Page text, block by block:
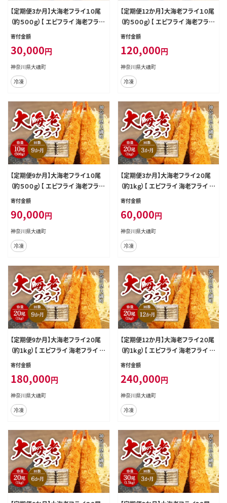
【定期便3か月】大海老フライ１０尾
（約５００ｇ）【 エビフライ 海老フライ
エビ 海老 フライ 冷凍 冷凍食品 神
海老 洋食 進物用 お惣菜 父の日 お
歳暮 ギフト 贈答品 食品 増粘多糖類
母の日 ディナー 誕生日 忘年会 】
寄付金額
30,000円
神奈川県大磯町
冷凍
【定期便12か月】大海老フライ１０尾
（約５００ｇ）【 エビフライ 海老フライ
エビ 海老 フライ 冷凍 冷凍食品 神
海老 洋食 進物用 お惣菜 父の日 お
歳暮 ギフト 贈答品 食品 増粘多糖類
母の日 ディナー 誕生日 忘年会 】
寄付金額
120,000円
神奈川県大磯町
冷凍
【定期便9か月】大海老フライ１０尾
（約５００ｇ）【 エビフライ 海老フライ
エビ 海老 フライ 冷凍 冷凍食品 神
海老 洋食 進物用 お惣菜 父の日 お
歳暮 ギフト 贈答品 食品 増粘多糖類
母の日 ディナー 誕生日 忘年会 】
寄付金額
90,000円
神奈川県大磯町
冷凍
【定期便3か月】大海老フライ２０尾
（約1kｇ）【 エビフライ 海老フライ エ
ビ 海老 フライ 冷凍 冷凍食品 神奈
老 洋食 進物用 お惣菜 父の日 お歳
暮 ギフト 贈答品 食品 増粘多糖類
母の日 ディナー 誕生日 忘年会 】
寄付金額
60,000円
神奈川県大磯町
冷凍
【定期便9か月】大海老フライ２０尾
（約1kｇ）【 エビフライ 海老フライ エ
ビ 海老 フライ 冷凍 冷凍食品 神奈
老 洋食 進物用 お惣菜 父の日 お歳
暮 ギフト 贈答品 食品 増粘多糖類
母の日 ディナー 誕生日 忘年会 】
寄付金額
180,000円
神奈川県大磯町
冷凍
【定期便12か月】大海老フライ２０尾
（約1kｇ）【 エビフライ 海老フライ エ
ビ 海老 フライ 冷凍 冷凍食品 神奈
老 洋食 進物用 お惣菜 父の日 お歳
暮 ギフト 贈答品 食品 増粘多糖類
母の日 ディナー 誕生日 忘年会 】
寄付金額
240,000円
神奈川県大磯町
冷凍